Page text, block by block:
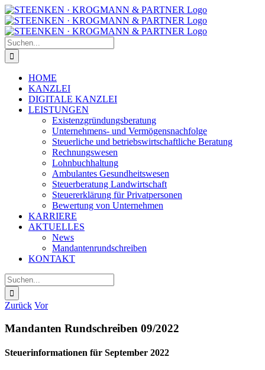
Zum
Inhalt
springen
Facebook
Instagram
Suche
nach:
HOME
KANZLEI
DIGITALE KANZLEI
LEISTUNGEN
Existenzgründungsberatung
Unternehmens- und Vermögensnachfolge
Steuerliche und betriebswirtschaftliche Beratung
Rechnungswesen
Lohnbuchhaltung
Ambulantes Gesundheitswesen
Steuerberatung Landwirtschaft
Steuererklärung für Privatpersonen
Bewertung von Unternehmen
KARRIERE
AKTUELLES
News
Mandantenrundschreiben
KONTAKT
Suche
nach:
Zurück Vor
Mandanten Rundschreiben 09/2022
Steuerinformationen für September 2022